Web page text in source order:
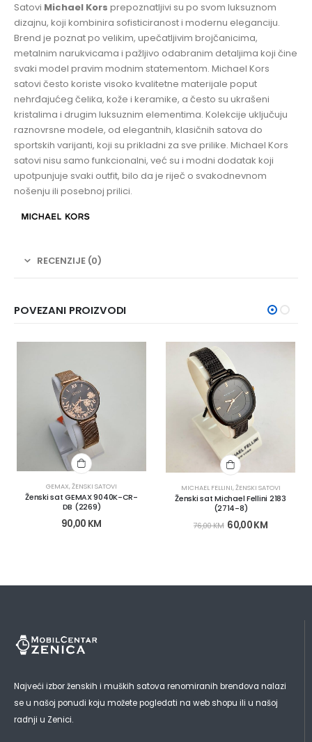
Satovi Michael Kors prepoznatljivi su po svom luksuznom
dizajnu, koji kombinira sofisticiranost i modernu eleganciju.
Brend je poznat po velikim, upečatljivim brojčanicima,
metalnim narukvicama i pažljivo odabranim detaljima koji čine
svaki model pravim modnim statementom. Michael Kors
satovi često koriste visoko kvalitetne materijale poput
nehrđajućeg čelika, kože i keramike, a često su ukrašeni
kristalima i drugim luksuznim elementima. Kolekcije uključuju
raznovrsne modele, od elegantnih, klasičnih satova do
sportskih varijanti, koji su prikladni za sve prilike. Michael Kors
satovi nisu samo funkcionalni, već su i modni dodatak koji
upotpunjuje svaki outfit, bilo da je riječ o svakodnevnom
nošenju ili posebnoj prilici.
RECENZIJE (0)
POVEZANI PROIZVODI
GEMAX,ŽENSKI SATOVI
Ženski sat GEMAX 9040K-CR-
DB (2269)
90,00 KM
MICHAEL FELLINI,ŽENSKI SATOVI
Ženski sat Michael Fellini 2183
(2714-8)
76,00KM 60,00KM
Najveći izbor ženskih i muških satova renomiranih brendova nalazi
se u našoj ponudi koju možete pogledati na web shopu ili u našoj
radnji u Zenici.